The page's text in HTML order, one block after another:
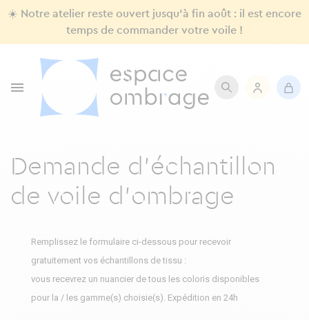
☀️ Notre atelier reste ouvert jusqu'à fin août : il est encore
temps de commander votre voile !

Demande d'échantillon
de voile d'ombrage
Remplissez le formulaire ci-dessous pour recevoir
gratuitement vos échantillons de tissu :
vous recevrez un nuancier de tous les coloris disponibles
pour la / les gamme(s) choisie(s). Expédition en 24h